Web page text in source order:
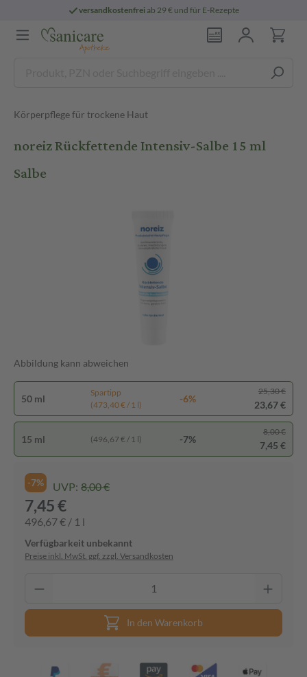
versandkostenfreiab 29 € und für E-Rezepte
Körperpflege für trockene Haut
noreiz Rückfettende Intensiv-Salbe 15 ml
Salbe
Abbildung kann abweichen
50 ml
Spartipp
(473,40 € / 1 l)
-6%
25,30 €
23,67 €
15 ml (496,67 € / 1 l) -7%
8,00 €
7,45 €
-7% UVP: 8,00 €
7,45 €
496,67 € / 1 l
Verfügbarkeit unbekannt
Preise inkl. MwSt. ggf. zzgl. Versandkosten
In den Warenkorb